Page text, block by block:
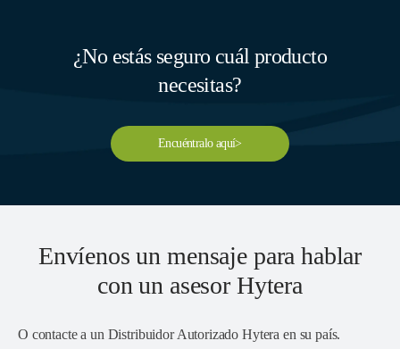
¿No estás seguro cuál producto
necesitas?
Encuéntralo aquí>
Envíenos un mensaje para hablar
con un asesor Hytera
O contacte a un Distribuidor Autorizado Hytera en su país.